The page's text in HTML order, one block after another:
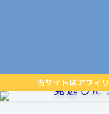
当サイトはアフィ
見逃した